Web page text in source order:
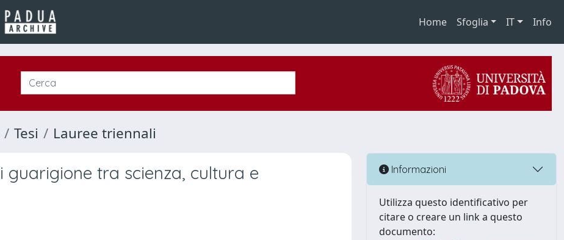
Home Sfoglia IT Info
Tesi Lauree triennali
guarigione tra scienza, cultura e
Informazioni
Utilizza questo identificativo per
citare o creare un link a questo
documento: